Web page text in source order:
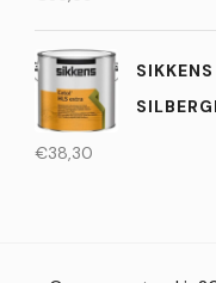
€38,30